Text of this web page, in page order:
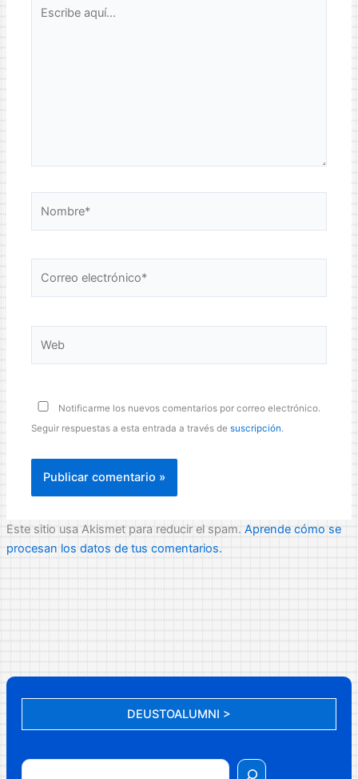
DEUSTOALUMNI >
Notificarme los nuevos comentarios por correo electrónico.
Seguir respuestas a esta entrada a través desuscripción.
Este sitio usa Akismet para reducir el spam.Aprende cómo se
procesan los datos de tus comentarios.